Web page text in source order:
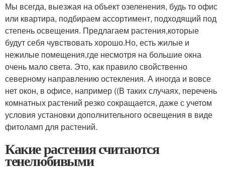
Мы всегда, выезжая на объект озеленения, будь то офис
или квартира, подбираем ассортимент, подходящий под
степень освещения. Предлагаем растения,которые
будут себя чувствовать хорошо.Но, есть жилые и
нежилые помещения,где несмотря на большие окна
очень мало света. Это, как правило свойственно
северному направлению остекления. А иногда и вовсе
нет окон, в офисе, например ((В таких случаях, перечень
комнатных растений резко сокращается, даже с учетом
условия установки дополнительного освещения в виде
фитоламп для растений.
Какие растения считаются
тенелюбивыми